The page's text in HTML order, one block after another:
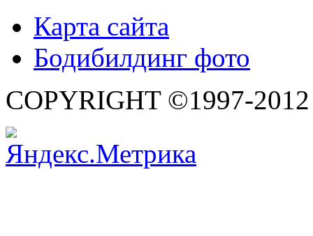
Карта сайта
Бодибилдинг фото
COPYRIGHT ©1997-